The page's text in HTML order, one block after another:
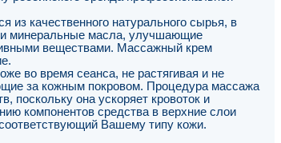
из качественного натурального сырья, в
и минеральные масла, улучшающие
веществами. Массажный крем
во время сеанса, не растягивая и не
за кожным покровом. Процедура массажа
поскольку она ускоряет кровоток и
компонентов средства в верхние слои
Вашему типу кожи.